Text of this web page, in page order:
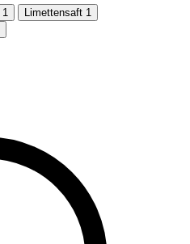
1 Limettensaft 1